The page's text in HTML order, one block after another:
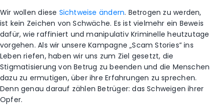
Wir wollen diese Sichtweise ändern. Betrogen zu werden,
ist kein Zeichen von Schwäche. Es ist vielmehr ein Beweis
dafür, wie raffiniert und manipulativ Kriminelle heutzutage
vorgehen. Als wir unsere Kampagne „Scam Stories” ins
Leben riefen, haben wir uns zum Ziel gesetzt, die
Stigmatisierung von Betrug zu beenden und die Menschen
dazu zu ermutigen, über ihre Erfahrungen zu sprechen.
Denn genau darauf zählen Betrüger: das Schweigen ihrer
Opfer.